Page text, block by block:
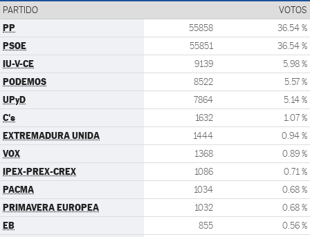
PARTIDO VOTOS
PP 55858 36.54 %
PSOE 55851 36.54 %
IU-V-CE 9139 5.98 %
PODEMOS 8522 5.57 %
UPyD 7864 5.14 %
C's 1632 1.07 %
EXTREMADURA UNIDA 1444 0.94 %
VOX 1368 0.89 %
IPEX-PREX-CREX 1086 0.71 %
PACMA 1034 0.68 %
PRIMAVERA EUROPEA 1032 0.68 %
EB 855 0.56 %